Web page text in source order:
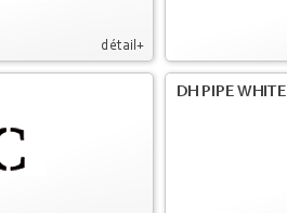
détail+
DH PIPE